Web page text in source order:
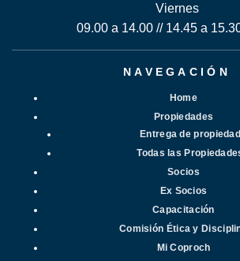
Viernes
09.00 a 14.00 // 14.45 a
NAVEGACIÓN
Home
Propiedades
Entrega de propiedad
Todas las
Socios
Ex Socios
Capacitación
Comisión Ética y
Mi Coproch